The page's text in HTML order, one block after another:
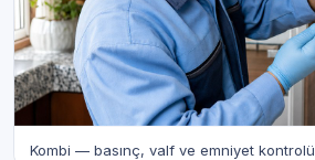
Kombi — basınç, valf ve emniyet kontrolü